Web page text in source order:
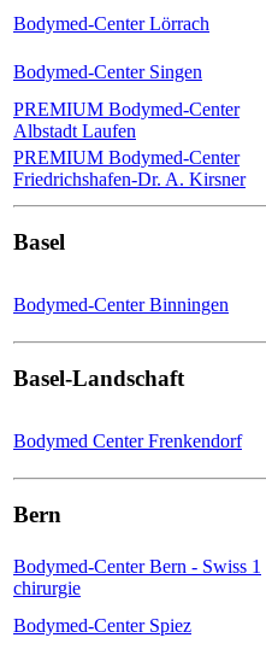
Bodymed-Center Lörrach
Bodymed-Center Singen
PREMIUM Bodymed-Center
Albstadt Laufen
PREMIUM Bodymed-Center
Friedrichshafen-Dr. A. Kirsner
Basel
Bodymed-Center Binningen
Basel-Landschaft
Bodymed Center Frenkendorf
Bern
Bodymed-Center Bern - Swiss 1
chirurgie
Bodymed-Center Spiez